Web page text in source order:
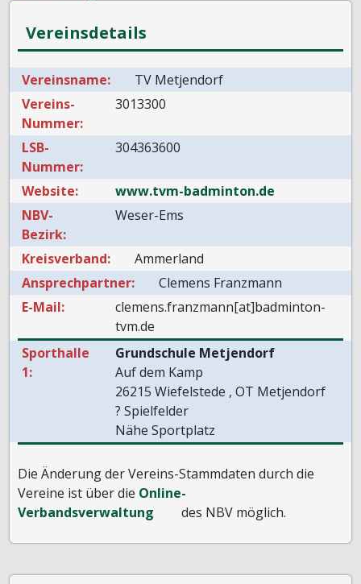
Vereinsdetails
Vereinsname:
TV Metjendorf
Vereins-
Nummer:
3013300
LSB-
Nummer:
304363600
Website:
www.tvm-badminton.de
NBV-
Bezirk:
Weser-Ems
Kreisverband:
Ammerland
Ansprechpartner:
Clemens Franzmann
E-Mail:
clemens.franzmann[at]badminton-
tvm.de
Sporthalle
1:
Grundschule Metjendorf
Auf dem Kamp
26215 Wiefelstede , OT Metjendorf
? Spielfelder
Nähe Sportplatz
Die Änderung der Vereins-Stammdaten durch die
Vereine ist über die Online-
Verbandsverwaltung
des NBV möglich.